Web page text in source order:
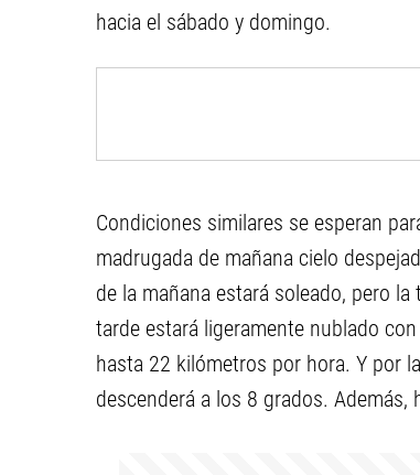
hacia el sábado y domingo.
Condiciones similares se esperan
madrugada de mañana cielo
de la mañana estará soleado, pero
tarde estará ligeramente nublado
hasta 22 kilómetros por hora. Y por
descenderá a los 8 grados.